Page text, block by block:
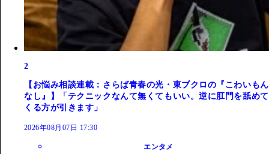
2
【お悩み相談連載：さらば青春の光・東ブクロの『こわいもん
なし』】「テクニックなんて無くてもいい。逆に肛門を舐めて
くる方が引きます」
2026年08月07日 17:30
エンタメ